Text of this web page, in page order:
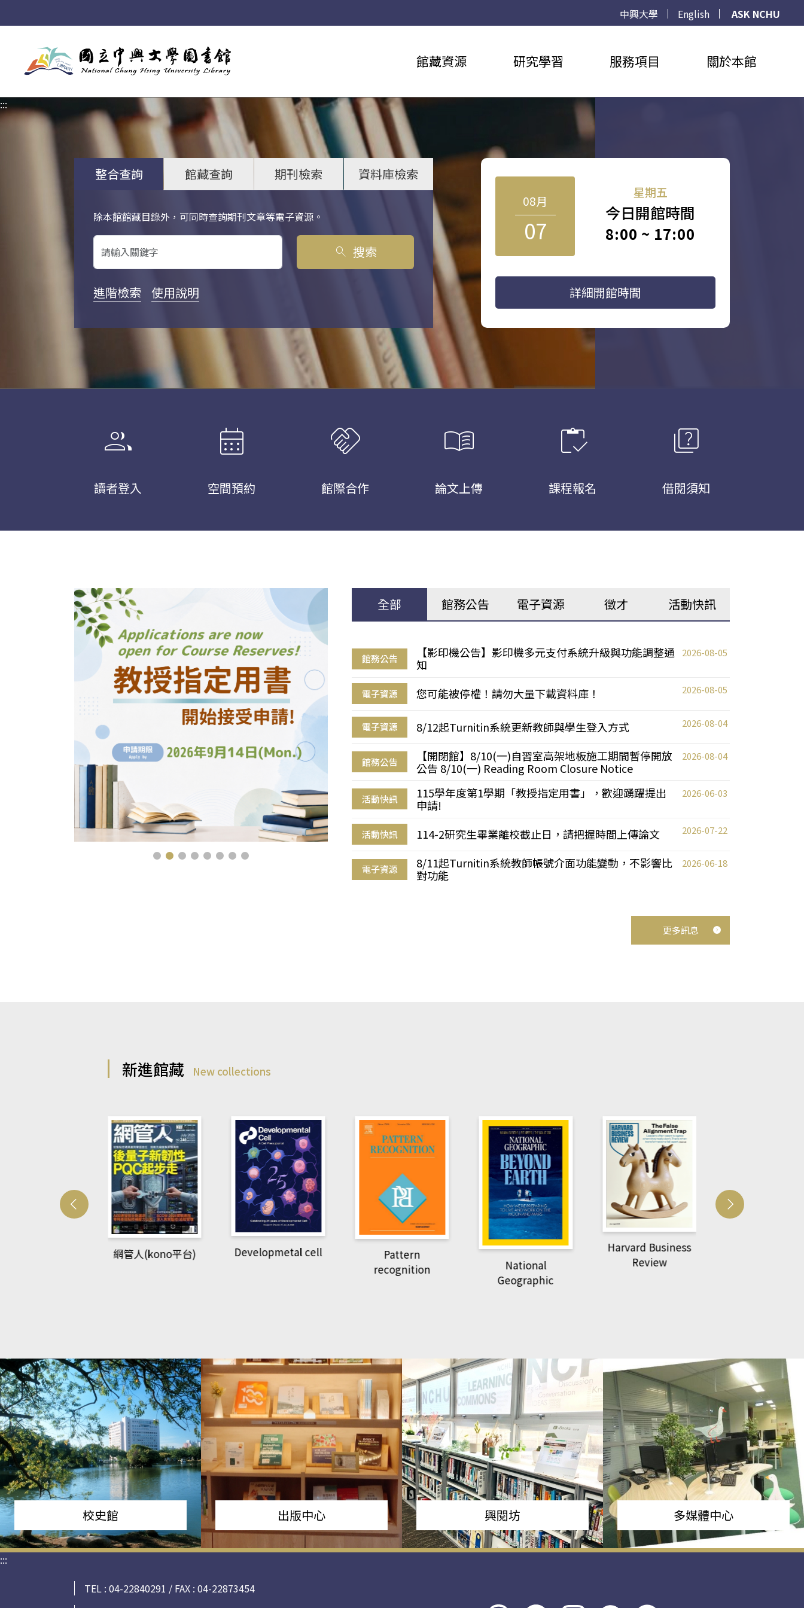
中興大學 English
ASK NCHU
館藏資源 研究學習 服務項目 關於本館
:::
整合查詢 館藏查詢 期刊檢索 資料庫檢索
除本館館藏目錄外，可同時查詢期刊文章等電子資源。
關鍵字搜尋
search 搜索
進階檢索 使用說明
08月
07
星期五
今日開館時間
8:00 ~ 17:00
詳細開館時間
group
讀者登入
calendar_month
空間預約
handshake
館際合作
menu_book
論文上傳
inventory
課程報名
quiz
借閱須知
全部 館務公告 電子資源 徵才 活動快訊
館務公告
【影印機公告】影印機多元支付系統升級與功能調整通
知
2026-08-05
電子資源 您可能被停權！請勿大量下載資料庫！ 2026-08-05
電子資源 8/12起Turnitin系統更新教師與學生登入方式 2026-08-04
館務公告
【開閉館】8/10(一)自習室高架地板施工期間暫停開放
公告 8/10(一) Reading Room Closure Notice
2026-08-04
活動快訊
115學年度第1學期「教授指定用書」，歡迎踴躍提出
申請!
2026-06-03
活動快訊 114-2研究生畢業離校截止日，請把握時間上傳論文 2026-07-22
電子資源
8/11起Turnitin系統教師帳號介面功能變動，不影響比
對功能
2026-06-18
更多訊息
新進館藏 New collections
網管人(kono平台) Developmetal cell
Pattern
recognition
National
Geographic
Harvard Business
Review
校史館 出版中心 興閱坊 多媒體中心
:::
TEL : 04-22840291 / FAX : 04-22873454